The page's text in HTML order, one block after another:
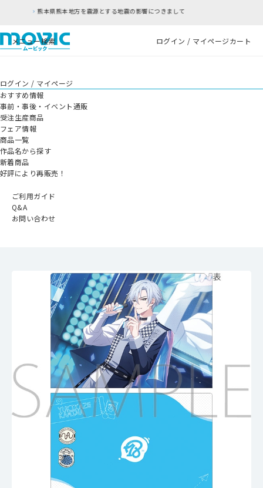
する地震の影響につきまして
メニュー検索 ログイン / マイページカート
ログイン / マイページ
おすすめ情報
事前・事後・イベント通販
受注生産商品
フェア情報
商品一覧
作品名から探す
新着商品
好評により再販売！
ご利用ガイド
Q&A
お問い合わせ